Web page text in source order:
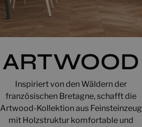
ARTWOOD
Inspiriert von den Wäldern der
französischen Bretagne, schafft die
Artwood-Kollektion aus Feinsteinzeug
mit Holzstruktur komfortable und